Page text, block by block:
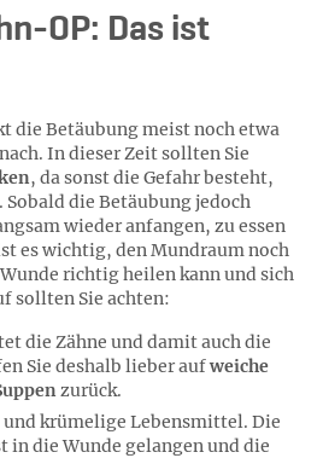
OP: Das ist
die Betäubung meist noch etwa
nach. In dieser Zeit sollten Sie
, da sonst die Gefahr besteht,
Sobald die Betäubung jedoch
wieder anfangen, zu essen
es wichtig, den Mundraum noch
richtig heilen kann und sich
sollten Sie achten:
die Zähne und damit auch die
Sie deshalb lieber aufweiche
zurück.
und krümelige Lebensmittel. Die
in die Wunde gelangen und die